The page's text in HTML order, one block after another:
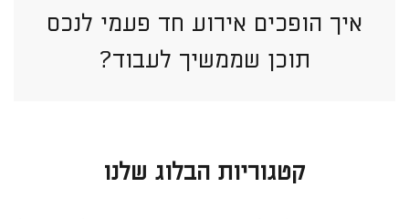
איך הופכים אירוע חד פעמי לנכס
תוכן שממשיך לעבוד?
קטגוריות הבלוג שלנו